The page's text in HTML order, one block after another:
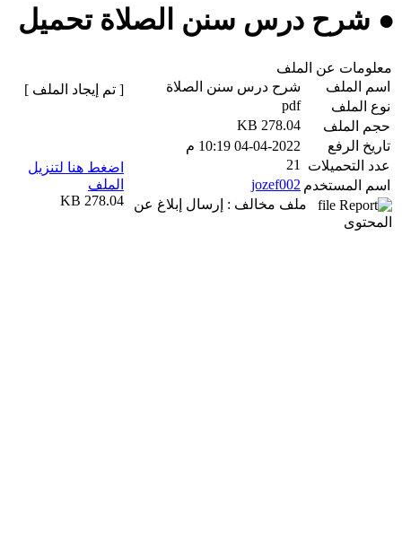
● شرح درس سنن الصلاة تحميل
معلومات عن الملف
اسم الملف
شرح درس سنن الصلاة
نوع الملف
pdf
حجم الملف
278.04 KB
تاريخ الرفع
04-04-2022 10:19 م
عدد التحميلات
21
اسم المستخدم jozef002
ملف مخالف : إرسال إبلاغ عن
المحتوى
[ تم إيجاد الملف ]
اضغط هنا لتنزيل
الملف
278.04 KB